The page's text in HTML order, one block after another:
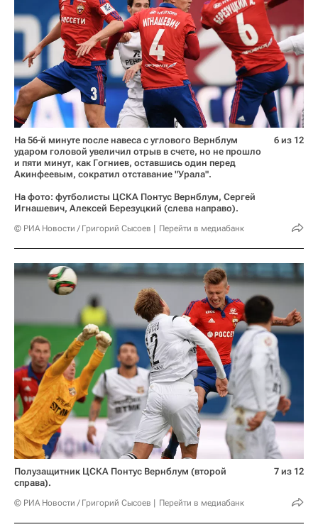
На 56-й минуте после навеса с углового Вернблум
ударом головой увеличил отрыв в счете, но не прошло
и пяти минут, как Гогниев, оставшись один перед
Акинфеевым, сократил отставание "Урала".
На фото: футболисты ЦСКА Понтус Вернблум, Сергей
Игнашевич, Алексей Березуцкий (слева направо).
© РИА Новости / Григорий Сысоев Перейти в медиабанк
6 из 12
Полузащитник ЦСКА Понтус Вернблум (второй
справа).
© РИА Новости / Григорий Сысоев Перейти в медиабанк
7 из 12